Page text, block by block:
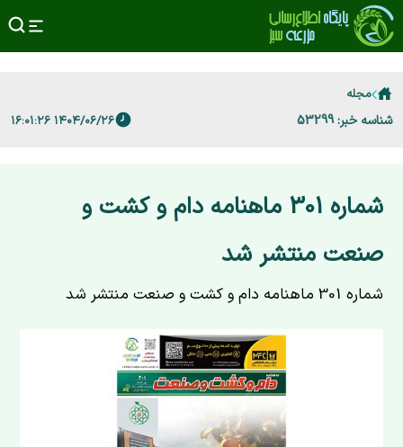
مجله
شناسه خبر: 53299 ۱۴۰۴/۰۶/۲۶ ۱۶:۰۱:۲۶
شماره 301 ماهنامه دام و کشت و
صنعت منتشر شد
شماره 301 ماهنامه دام و کشت و صنعت منتشر شد